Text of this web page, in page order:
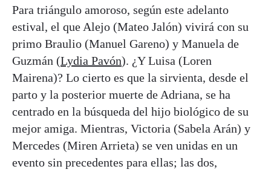
Para triángulo amoroso, según este adelanto
estival, el que Alejo (Mateo Jalón) vivirá con su
primo Braulio (Manuel Gareno) y Manuela de
Guzmán (Lydia Pavón). ¿Y Luisa (Loren
Mairena)? Lo cierto es que la sirvienta, desde el
parto y la posterior muerte de Adriana, se ha
centrado en la búsqueda del hijo biológico de su
mejor amiga. Mientras, Victoria (Sabela Arán) y
Mercedes (Miren Arrieta) se ven unidas en un
evento sin precedentes para ellas; las dos,